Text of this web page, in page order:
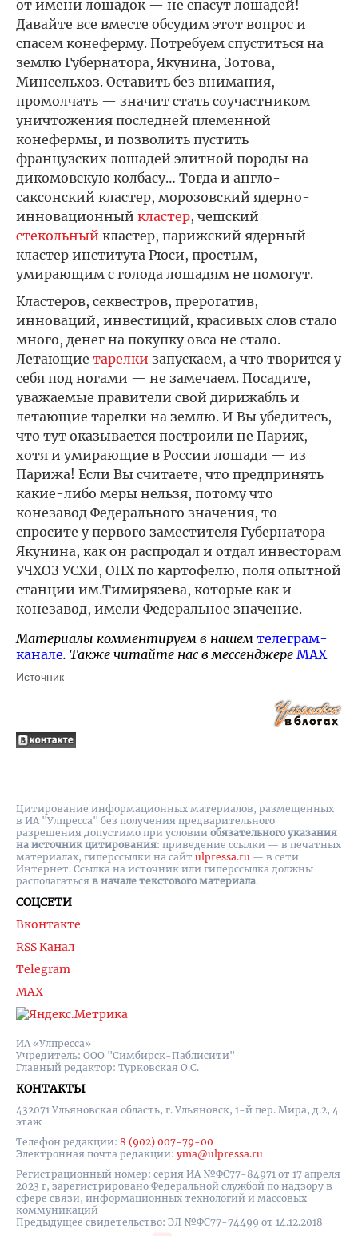
от имени лошадок — не спасут лошадей!
Давайте все вместе обсудим этот вопрос и
спасем конеферму. Потребуем спуститься на
землю Губернатора, Якунина, Зотова,
Минсельхоз. Оставить без внимания,
промолчать — значит стать соучастником
уничтожения последней племенной
конефермы, и позволить пустить
французских лошадей элитной породы на
дикомовскую колбасу… Тогда и англо-
саксонский кластер, морозовский ядерно-
инновационный кластер, чешский
стекольный кластер, парижский ядерный
кластер института Рюси, простым,
умирающим с голода лошадям не помогут.
Кластеров, секвестров, прерогатив,
инноваций, инвестиций, красивых слов стало
много, денег на покупку овса не стало.
Летающие тарелки запускаем, а что творится у
себя под ногами — не замечаем. Посадите,
уважаемые правители свой дирижабль и
летающие тарелки на землю. И Вы убедитесь,
что тут оказывается построили не Париж,
хотя и умирающие в России лошади — из
Парижа! Если Вы считаете, что предпринять
какие-либо меры нельзя, потому что
конезавод Федерального значения, то
спросите у первого заместителя Губернатора
Якунина, как он распродал и отдал инвесторам
УЧХОЗ УСХИ, ОПХ по картофелю, поля опытной
станции им.Тимирязева, которые как и
конезавод, имели Федеральное значение.
Материалы комментируем в нашем телеграм-
канале. Также читайте нас в мессенджере MAX
Источник
ИА «Улпресса»
Учредитель: ООО "Симбирск-Паблисити"
Главный редактор: Турковская О.С.
КОНТАКТЫ
432071 Ульяновская область, г. Ульяновск, 1-й пер. Мира, д.2, 4
этаж
Телефон редакции: 8 (902) 007-79-00
Электронная почта редакции: yma@ulpressa.ru
Регистрационный номер: серия ИА №ФС77-84971 от 17 апреля
2023 г, зарегистрировано Федеральной службой по надзору в
сфере связи, информационных технологий и массовых
коммуникаций
Предыдущее свидетельство: ЭЛ №ФС77-74499 от 14.12.2018
СОЦСЕТИ
Вконтакте
RSS Канал
Telegram
MAX
Цитирование информационных материалов, размещенных
в ИА "Улпресса" без получения предварительного
разрешения допустимо при условии обязательного указания
на источник цитирования: приведение ссылки — в печатных
материалах, гиперссылки на cайт ulpressa.ru — в сети
Интернет. Ссылка на источник или гиперссылка должны
располагаться в начале текстового материала.